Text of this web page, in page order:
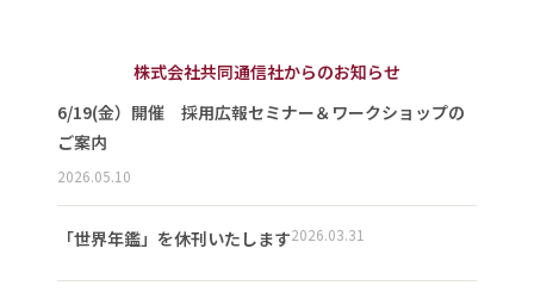
株式会社共同通信社からのお知らせ
6/19(金）開催 採用広報セミナー＆ワークショップの
ご案内
2026.05.10
「世界年鑑」を休刊いたします2026.03.31